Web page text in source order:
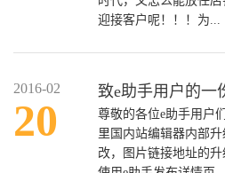
迎接客户呢！！！为...
2016-02
20
致e助手用户的一
尊敬的各位e助手用户
里国内站编辑器内部
改，图片链接地址的